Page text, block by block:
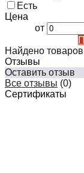
Есть
Цена
от
Найдено
Отзывы
Оставить отзыв
Все отзывы (0)
Сертификаты